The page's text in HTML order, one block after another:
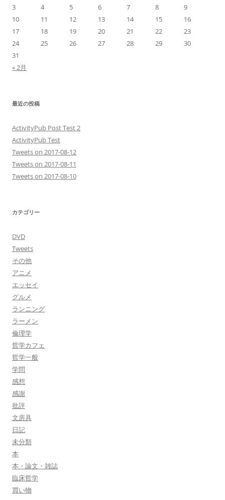
3
4 5 6 7 8
9
10
11 12 13 14 15
16
17
18 19 20 21 22
23
24
25 26 27 28 29
30
31
« 2月
最近の投稿
ActivityPub Post Test 2
ActivityPub Test
Tweets on 2017-08-12
Tweets on 2017-08-11
Tweets on 2017-08-10
カテゴリー
DVD
Tweets
その他
アニメ
エッセイ
グルメ
ランニング
ラーメン
倫理学
哲学カフェ
哲学一般
学問
感想
感謝
批評
文房具
日記
未分類
本
本・論文・雑誌
臨床哲学
買い物